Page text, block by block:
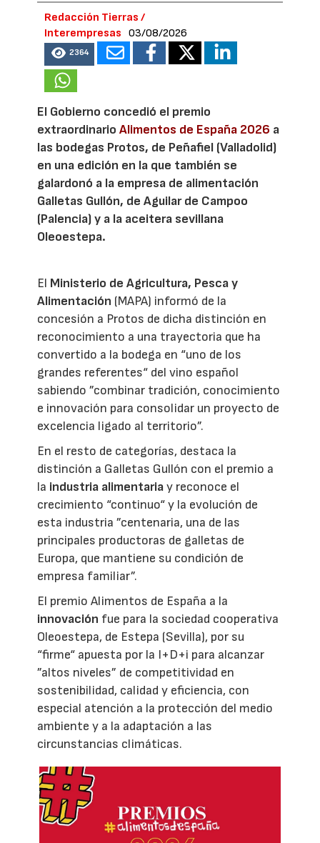
Redacción Tierras /
Interempresas
03/08/2026
2364
El Gobierno concedió el premio
extraordinarioAlimentos de España 2026 a
las bodegas Protos, de Peñafiel (Valladolid)
en una edición en la que también se
galardonó a la empresa de alimentación
Galletas Gullón, de Aguilar de Campoo
(Palencia) y a la aceitera sevillana
Oleoestepa.
El Ministerio de Agricultura, Pesca y
Alimentación (MAPA) informó de la
concesión a Protos de dicha distinción en
reconocimiento a una trayectoria que ha
convertido a la bodega en “uno de los
grandes referentes“ del vino español
sabiendo ”combinar tradición, conocimiento
e innovación para consolidar un proyecto de
excelencia ligado al territorio”.
En el resto de categorías, destaca la
distinción a Galletas Gullón con el premio a
la industria alimentariay reconoce el
crecimiento “continuo“ y la evolución de
esta industria ”centenaria, una de las
principales productoras de galletas de
Europa, que mantiene su condición de
empresa familiar”.
El premio Alimentos de España a la
innovación fue para la sociedad cooperativa
Oleoestepa, de Estepa (Sevilla), por su
“firme“ apuesta por la I+D+i para alcanzar
”altos niveles” de competitividad en
sostenibilidad, calidad y eficiencia, con
especial atención a la protección del medio
ambiente y a la adaptación a las
circunstancias climáticas.